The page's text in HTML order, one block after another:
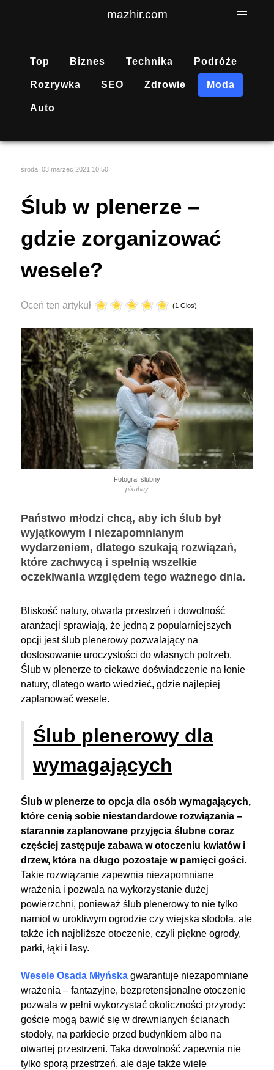
mazhir.com
Top Biznes Technika Podróże
Rozrywka SEO Zdrowie Moda
Auto
środa, 03 marzec 2021 10:50
Ślub w plenerze –
gdzie zorganizować
wesele?
Oceń ten artykuł (1 Głos)
Fotograf ślubny
pixabay
Państwo młodzi chcą, aby ich ślub był
wyjątkowym i niezapomnianym
wydarzeniem, dlatego szukają rozwiązań,
które zachwycą i spełnią wszelkie
oczekiwania względem tego ważnego dnia.
Bliskość natury, otwarta przestrzeń i dowolność
aranżacji sprawiają, że jedną z popularniejszych
opcji jest ślub plenerowy pozwalający na
dostosowanie uroczystości do własnych potrzeb.
Ślub w plenerze to ciekawe doświadczenie na łonie
natury, dlatego warto wiedzieć, gdzie najlepiej
zaplanować wesele.
Ślub plenerowy dla
wymagających
Ślub w plenerze to opcja dla osób wymagających,
które cenią sobie niestandardowe rozwiązania –
starannie zaplanowane przyjęcia ślubne coraz
częściej zastępuje zabawa w otoczeniu kwiatów i
drzew, która na długo pozostaje w pamięci gości.
Takie rozwiązanie zapewnia niezapomniane
wrażenia i pozwala na wykorzystanie dużej
powierzchni, ponieważ ślub plenerowy to nie tylko
namiot w urokliwym ogrodzie czy wiejska stodoła, ale
także ich najbliższe otoczenie, czyli piękne ogrody,
parki, łąki i lasy.
Wesele Osada Młyńska gwarantuje niezapomniane
wrażenia – fantazyjne, bezpretensjonalne otoczenie
pozwala w pełni wykorzystać okoliczności przyrody:
goście mogą bawić się w drewnianych ścianach
stodoły, na parkiecie przed budynkiem albo na
otwartej przestrzeni. Taka dowolność zapewnia nie
tylko sporą przestrzeń, ale daje także wiele